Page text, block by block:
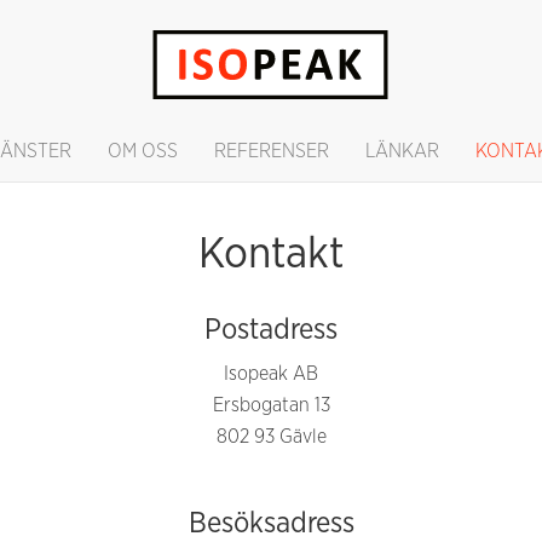
OM OSS REFERENSER LÄNKAR
Kontakt
Postadress
Isopeak AB
Ersbogatan 13
802 93 Gävle
Besöksadress